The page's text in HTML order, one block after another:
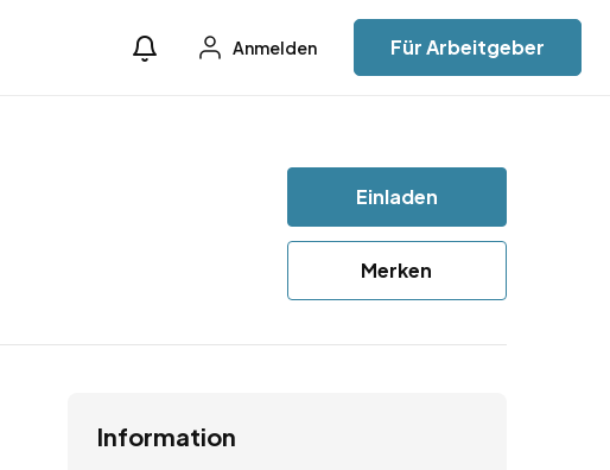
Anmelden Für Arbeitgeber
Einladen
Merken
Information